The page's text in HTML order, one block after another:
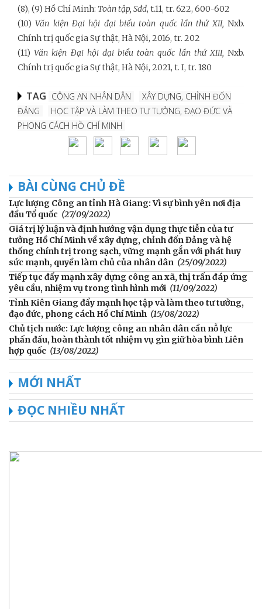
(8), (9) Hồ Chí Minh: Toàn tập, Sđd, t.11, tr. 622, 600-602
(10)Văn kiện Đại hội đại biểu toàn quốc lần thứ XII, Nxb.
Chính trị quốc gia Sự thật, Hà Nội, 2016, tr. 202
(11)Văn kiện Đại hội đại biểu toàn quốc lần thứ XIII,Nxb.
Chính trị quốc gia Sự thật, Hà Nội, 2021, t. I, tr. 180
TAG CÔNG AN NHÂN DÂN
XÂY DỰNG, CHỈNH ĐỐN
ĐẢNG
HỌC TẬP VÀ LÀM THEO TƯ TƯỞNG, ĐẠO ĐỨC VÀ
PHONG CÁCH HỒ CHÍ MINH
BÀI CÙNG CHỦ ĐỀ
Lực lượng Công an tỉnh Hà Giang: Vì sự bình yên nơi địa
đầu Tổ quốc (27/09/2022)
Giá trị lý luận và định hướng vận dụng thực tiễn của tư
tưởng Hồ Chí Minh về xây dựng, chỉnh đốn Đảng và hệ
thống chính trị trong sạch, vững mạnh gắn với phát huy
sức mạnh, quyền làm chủ của nhân dân (25/09/2022)
Tiếp tục đẩy mạnh xây dựng công an xã, thị trấn đáp ứng
yêu cầu, nhiệm vụ trong tình hình mới (11/09/2022)
Tỉnh Kiên Giang đẩy mạnh học tập và làm theo tư tưởng,
đạo đức, phong cách Hồ Chí Minh (15/08/2022)
Chủ tịch nước: Lực lượng công an nhân dân cần nỗ lực
phấn đấu, hoàn thành tốt nhiệm vụ gìn giữ hòa bình Liên
hợp quốc (13/08/2022)
MỚI NHẤT
ĐỌC NHIỀU NHẤT